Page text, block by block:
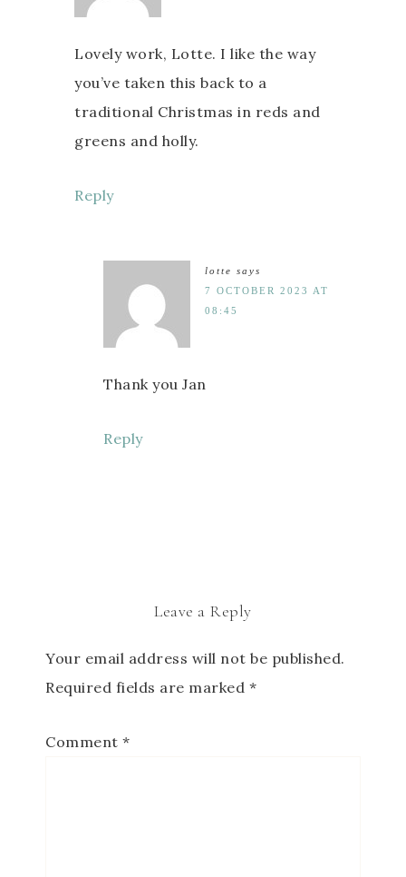
Lovely work, Lotte. I like the way
you’ve taken this back to a
traditional Christmas in reds and
greens and holly.
Reply
lotte says
7 OCTOBER 2023 AT
08:45
Thank you Jan
Reply
Leave a Reply
Your email address will not be published.
Required fields are marked *
Comment *